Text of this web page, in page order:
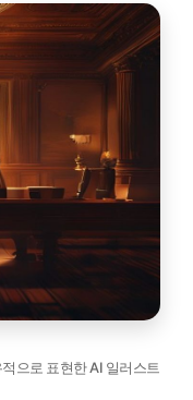
으로 표현한 AI 일러스트